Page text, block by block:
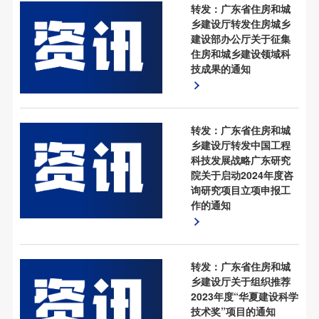
转发：广东省住房和城
乡建设厅转发住房城乡
建设部办公厅关于征集
住房和城乡建设领域科
技成果的通知
转发：广东省住房和城
乡建设厅转发中国工程
科技发展战略广东研究
院关于启动2024年度咨
询研究项目立项申报工
作的通知
转发：广东省住房和城
乡建设厅关于组织推荐
2023年度“华夏建设科学
技术奖”项目的通知